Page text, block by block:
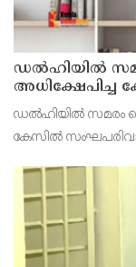
ഡൽഹിയിൽ
അധിക്ഷേപിച്ച
സഹയാത്രികൻ
ഡല്‍ഹിയില്‍ സമരം
കേസില്‍